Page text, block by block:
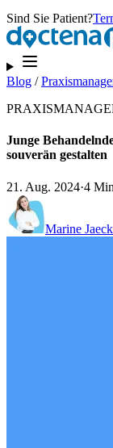
Sind Sie Patient?
Blog /
Junge
souverän gestalten
21. Aug. 2024·4
Marine